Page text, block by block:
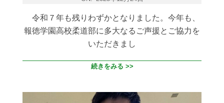
令和７年も残りわずかとなりました。今年も、
報徳学園高校柔道部に多大なるご声援とご協力を
いただきまし
続きをみる >>